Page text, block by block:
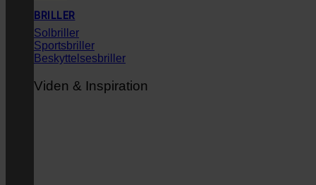
BRILLER
Solbriller
Sportsbriller
Beskyttelsesbriller
Viden & Inspiration